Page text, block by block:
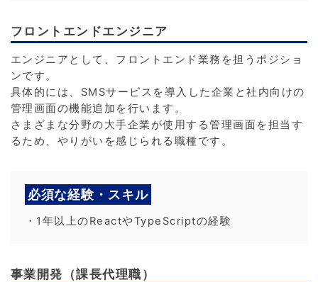
フロントエンドエンジニア
エンジニアとして、フロントエンド業務を担うポジショ
ンです。
具体的には、SMSサービスを導入した企業と社内向けの
管理画面の機能追加を行います。
さまざまな分野の大手企業が使用する管理画面を担当す
るため、やりがいを感じられる職種です。
必須な経験・スキル
・1年以上のReactやTypeScriptの経験
事業開発（課長代理職）